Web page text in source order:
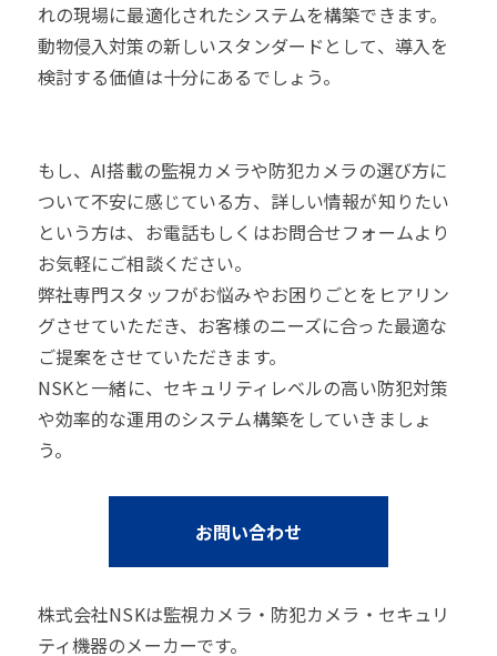
れの現場に最適化されたシステムを構築できます。
動物侵入対策の新しいスタンダードとして、導入を
検討する価値は十分にあるでしょう。
もし、AI搭載の監視カメラや防犯カメラの選び方に
ついて不安に感じている方、詳しい情報が知りたい
という方は、お電話もしくはお問合せフォームより
お気軽にご相談ください。
弊社専門スタッフがお悩みやお困りごとをヒアリン
グさせていただき、お客様のニーズに合った最適な
ご提案をさせていただきます。
NSKと一緒に、セキュリティレベルの高い防犯対策
や効率的な運用のシステム構築をしていきましょ
う。
お問い合わせ
株式会社NSKは監視カメラ・防犯カメラ・セキュリ
ティ機器のメーカーです。